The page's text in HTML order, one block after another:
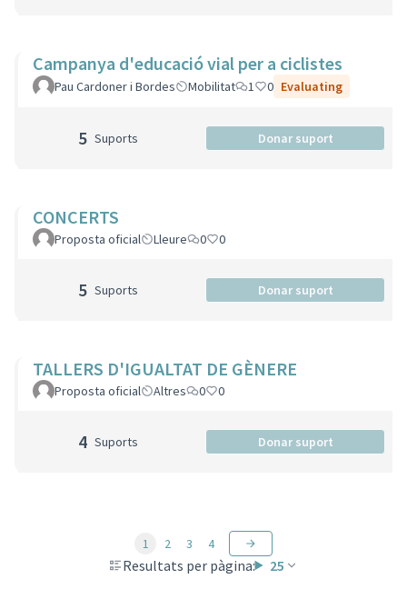
Campanya d'educació vial per a ciclistes
Pau Cardoner i Bordes Mobilitat 1 0 Evaluating
5 Suports Donar suport
CONCERTS
Proposta oficial Lleure 0 0
5 Suports Donar suport
TALLERS D'IGUALTAT DE GÈNERE
Proposta oficial Altres 0 0
4 Suports Donar suport
Resultats per pàgina: 25
1 2 3 4